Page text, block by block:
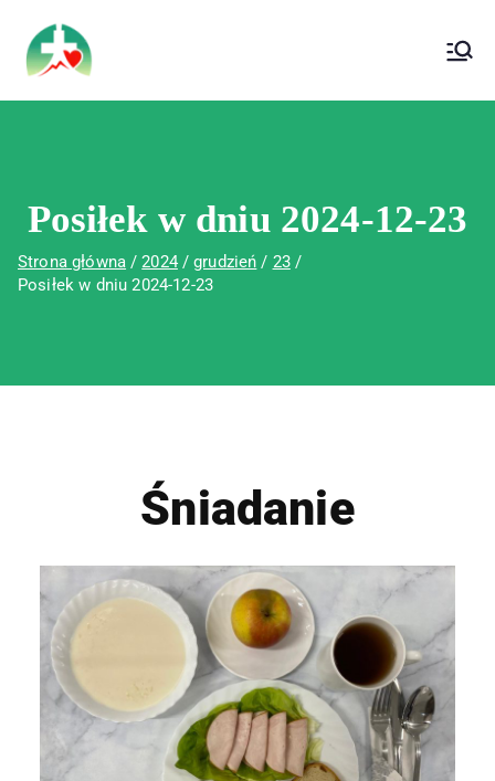
Wojewódzki Szpital Specjalistyczny im.
Św. Rafała w Czerwonej Górze
Posiłek w dniu 2024-12-23
Strona główna 2024 grudzień
23
Posiłek w dniu 2024-12-23
Śniadanie